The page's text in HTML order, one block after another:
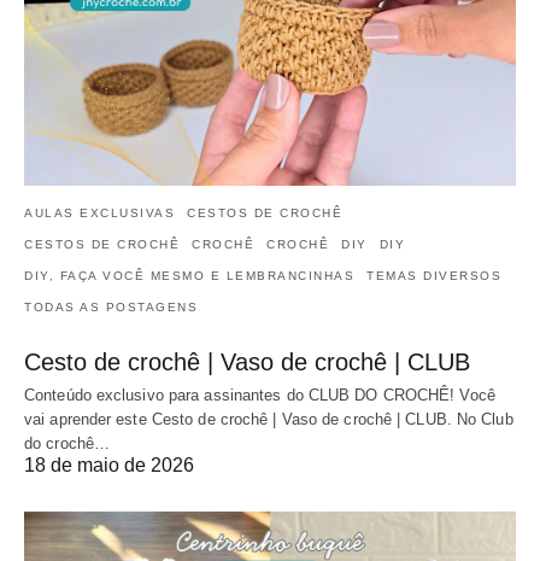
AULAS EXCLUSIVAS CESTOS DE CROCHÊ
CESTOS DE CROCHÊ CROCHÊ CROCHÊ DIY DIY
DIY, FAÇA VOCÊ MESMO E LEMBRANCINHAS TEMAS DIVERSOS
TODAS AS POSTAGENS
Cesto de crochê | Vaso de crochê | CLUB
Conteúdo exclusivo para assinantes do CLUB DO CROCHÊ! Você
vai aprender este Cesto de crochê | Vaso de crochê | CLUB. No Club
do crochê…
18 de maio de 2026